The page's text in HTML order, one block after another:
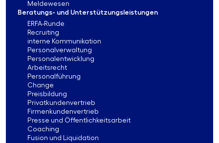
Meldewesen
Beratungs- und Unterstützungsleistungen
ERFA-Runde
Recruiting
interne Kommunikation
Personalverwaltung
Personalentwicklung
Arbeitsrecht
Personalführung
Change
Preisbildung
Privatkundenvertrieb
Firmenkundenvertrieb
Presse und Öffentlichkeitsarbeit
Coaching
Fusion und Liquidation